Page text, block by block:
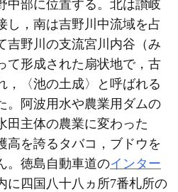
中部に位置する。北は讃岐
し，南は吉野川中流域を占
吉野川の支流宮川内谷（み
て形成された扇状地で，古
，〈池の土成〉と呼ばれる
。阿波用水や農業用ダムの
田主体の農業に変わった
高を誇るタバコ，ブドウを
。徳島自動車道のインター
に四国八十八ヵ所7番札所の